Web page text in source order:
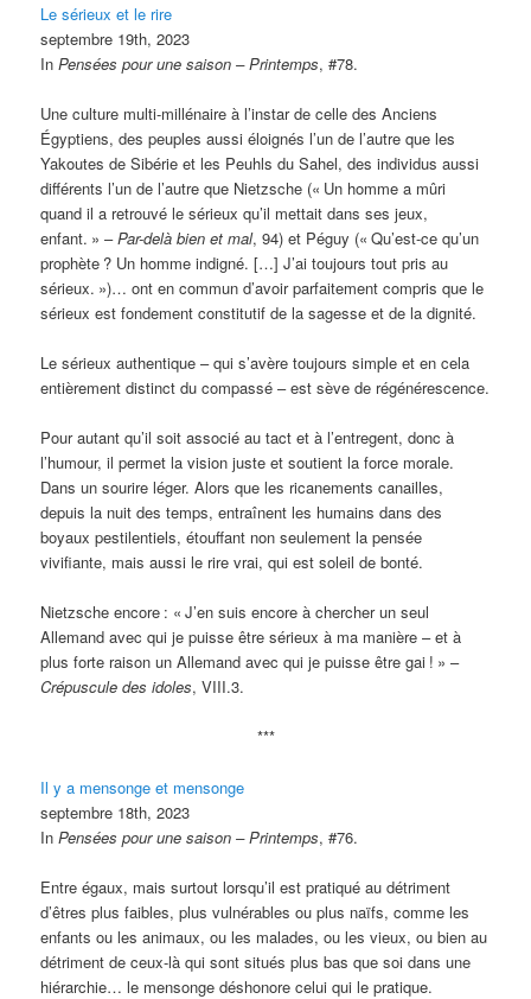
Le sérieux et le rire
septembre 19th, 2023
InPensées pour une saison – Printemps, #78.
Une culture multi-millénaire à l’instar de celle des Anciens
Égyptiens, des peuples aussi éloignés l’un de l’autre que les
Yakoutes de Sibérie et les Peuhls du Sahel, des individus aussi
différents l’un de l’autre que Nietzsche (« Un homme a mûri
quand il a retrouvé le sérieux qu’il mettait dans ses jeux,
enfant. » –Par-delà bien et mal, 94) et Péguy (« Qu’est-ce qu’un
prophète ? Un homme indigné. […] J’ai toujours tout pris au
sérieux. »)… ont en commun d’avoir parfaitement compris que le
sérieux est fondement constitutif de la sagesse et de la dignité.
Le sérieux authentique – qui s’avère toujours simple et en cela
entièrement distinct du compassé – est sève de régénérescence.
Pour autant qu’il soit associé au tact et à l’entregent, donc à
l’humour, il permet la vision juste et soutient la force morale.
Dans un sourire léger. Alors que les ricanements canailles,
depuis la nuit des temps, entraînent les humains dans des
boyaux pestilentiels, étouffant non seulement la pensée
vivifiante, mais aussi le rire vrai, qui est soleil de bonté.
Nietzsche encore : « J’en suis encore à chercher un seul
Allemand avec qui je puisse être sérieux à ma manière – et à
plus forte raison un Allemand avec qui je puisse être gai ! » –
Crépuscule des idoles, VIII.3.
***
Il y a mensonge et mensonge
septembre 18th, 2023
InPensées pour une saison – Printemps, #76.
Entre égaux, mais surtout lorsqu’il est pratiqué au détriment
d’êtres plus faibles, plus vulnérables ou plus naïfs, comme les
enfants ou les animaux, ou les malades, ou les vieux, ou bien au
détriment de ceux-là qui sont situés plus bas que soi dans une
hiérarchie… le mensonge déshonore celui qui le pratique.